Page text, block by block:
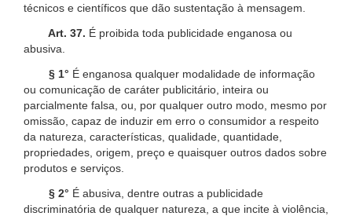
técnicos e científicos que dão sustentação à mensagem.
Art. 37. É proibida toda publicidade enganosa ou
abusiva.
§ 1° É enganosa qualquer modalidade de informação
ou comunicação de caráter publicitário, inteira ou
parcialmente falsa, ou, por qualquer outro modo, mesmo por
omissão, capaz de induzir em erro o consumidor a respeito
da natureza, características, qualidade, quantidade,
propriedades, origem, preço e quaisquer outros dados sobre
produtos e serviços.
§ 2° É abusiva, dentre outras a publicidade
discriminatória de qualquer natureza, a que incite à violência,